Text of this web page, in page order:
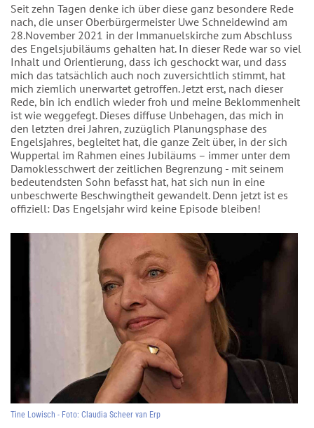
Seit zehn Tagen denke ich über diese ganz besondere Rede
nach, die unser Oberbürgermeister Uwe Schneidewind am
28.November 2021 in der Immanuelskirche zum Abschluss
des Engelsjubiläums gehalten hat. In dieser Rede war so viel
Inhalt und Orientierung, dass ich geschockt war, und dass
mich das tatsächlich auch noch zuversichtlich stimmt, hat
mich ziemlich unerwartet getroffen. Jetzt erst, nach dieser
Rede, bin ich endlich wieder froh und meine Beklommenheit
ist wie weggefegt. Dieses diffuse Unbehagen, das mich in
den letzten drei Jahren, zuzüglich Planungsphase des
Engelsjahres, begleitet hat, die ganze Zeit über, in der sich
Wuppertal im Rahmen eines Jubiläums – immer unter dem
Damoklesschwert der zeitlichen Begrenzung - mit seinem
bedeutendsten Sohn befasst hat, hat sich nun in eine
unbeschwerte Beschwingtheit gewandelt. Denn jetzt ist es
offiziell: Das Engelsjahr wird keine Episode bleiben!
Tine Lowisch - Foto: Claudia Scheer van Erp